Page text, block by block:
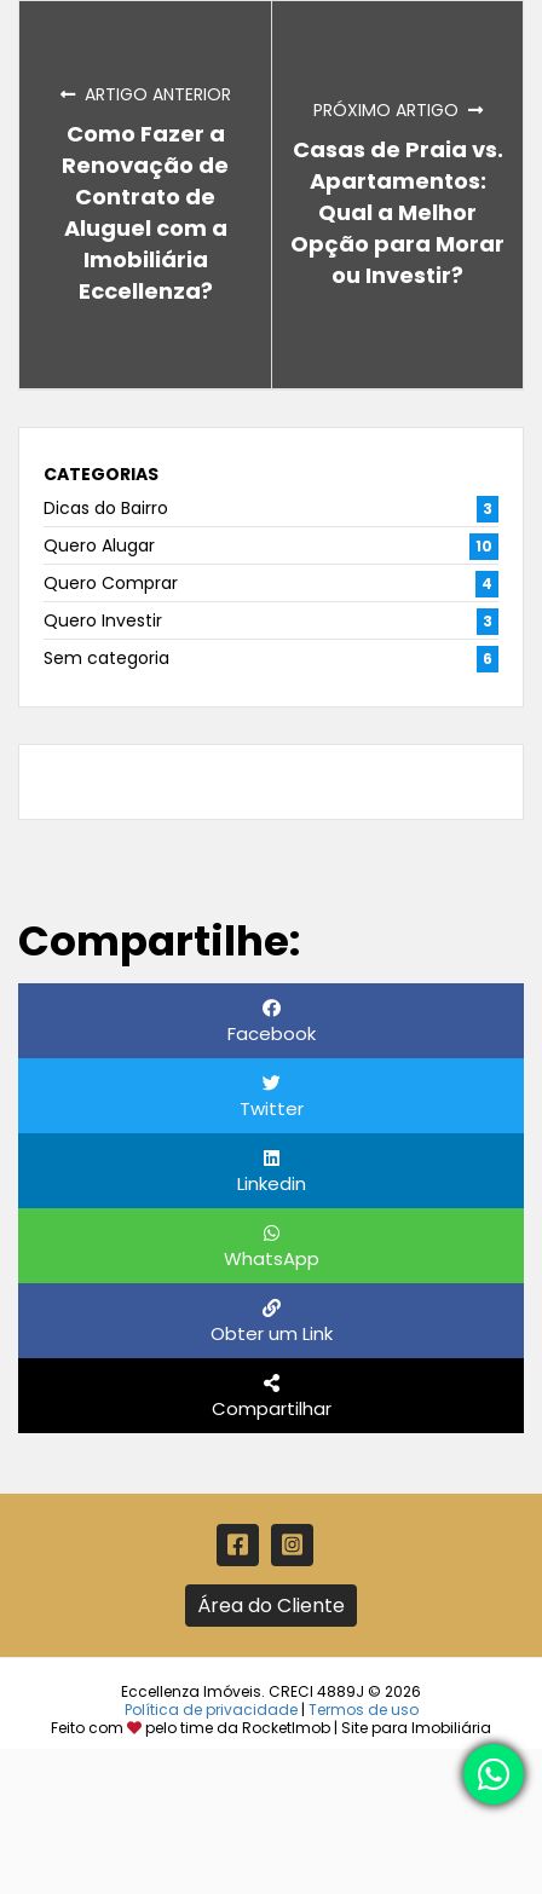
ARTIGO ANTERIOR
Como Fazer a
Renovação de
Contrato de
Aluguel com a
Imobiliária
Eccellenza?
PRÓXIMO ARTIGO
Casas de Praia vs.
Apartamentos:
Qual a Melhor
Opção para Morar
ou Investir?
CATEGORIAS
Dicas do Bairro
3
Quero Alugar 10
Quero Comprar 4
Quero Investir 3
Sem categoria 6
Compartilhe:
Facebook
Twitter
Linkedin
WhatsApp
Obter um Link
Compartilhar
Área do Cliente
Eccellenza Imóveis. CRECI 4889J © 2026
Política de privacidade| Termos de uso
Feito com
pelo time da RocketImob | Site para Imobiliária